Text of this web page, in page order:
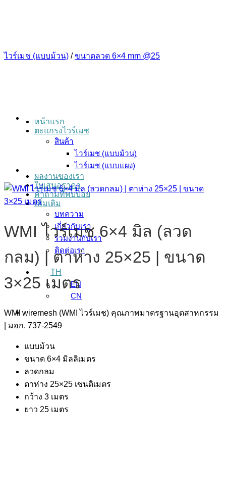
หน้าแรก
ตะแกรงไวร์เมช
สินค้า
ไวร์เมช (แบบม้วน)
ไวร์เมช (แบบแผง)
ผลงานของเรา
ใบเสนอราคา
คำถามที่พบบ่อย
เพิ่มเติม
บทความ
เกี่ยวกับเรา
ร่วมงานกับเรา
ติดต่อเรา
TH
EN
CN
ไวร์เมช (แบบม้วน) / ขนาดลวด 6×4 mm @25
WMI ไวร์เมช 6×4 มิล (ลวด
กลม) | ตาห่าง 25×25 | ขนาด
3×25 เมตร
WMI wiremesh (WMI ไวร์เมช) คุณภาพมาตรฐานอุตสาหกรรม
| มอก. 737-2549
แบบม้วน
ขนาด 6×4 มิลลิเมตร
ลวดกลม
ตาห่าง 25×25 เซนติเมตร
กว้าง 3 เมตร
ยาว 25 เมตร